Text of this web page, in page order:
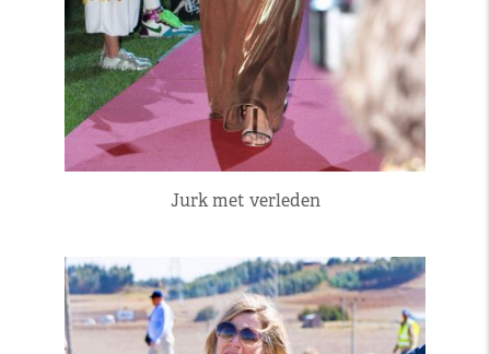
Jurk met verleden